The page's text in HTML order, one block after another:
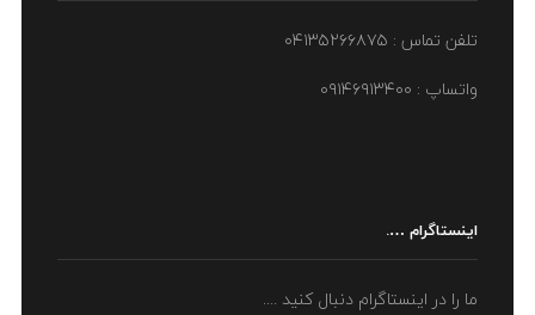
تلفن تماس : ۰۴۱۳۵۲۶۶۸۷۵
واتساپ : ۰۹۱۴۶۹۱۳۴۰۰
اینستاگرام ….
ما را در اینستاگرام دنبال کنید ....